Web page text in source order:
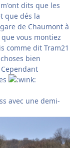
dits que les
que dés la
de Chaumont à
vous montiez
comme dit Tram21
bien
avec une demi-